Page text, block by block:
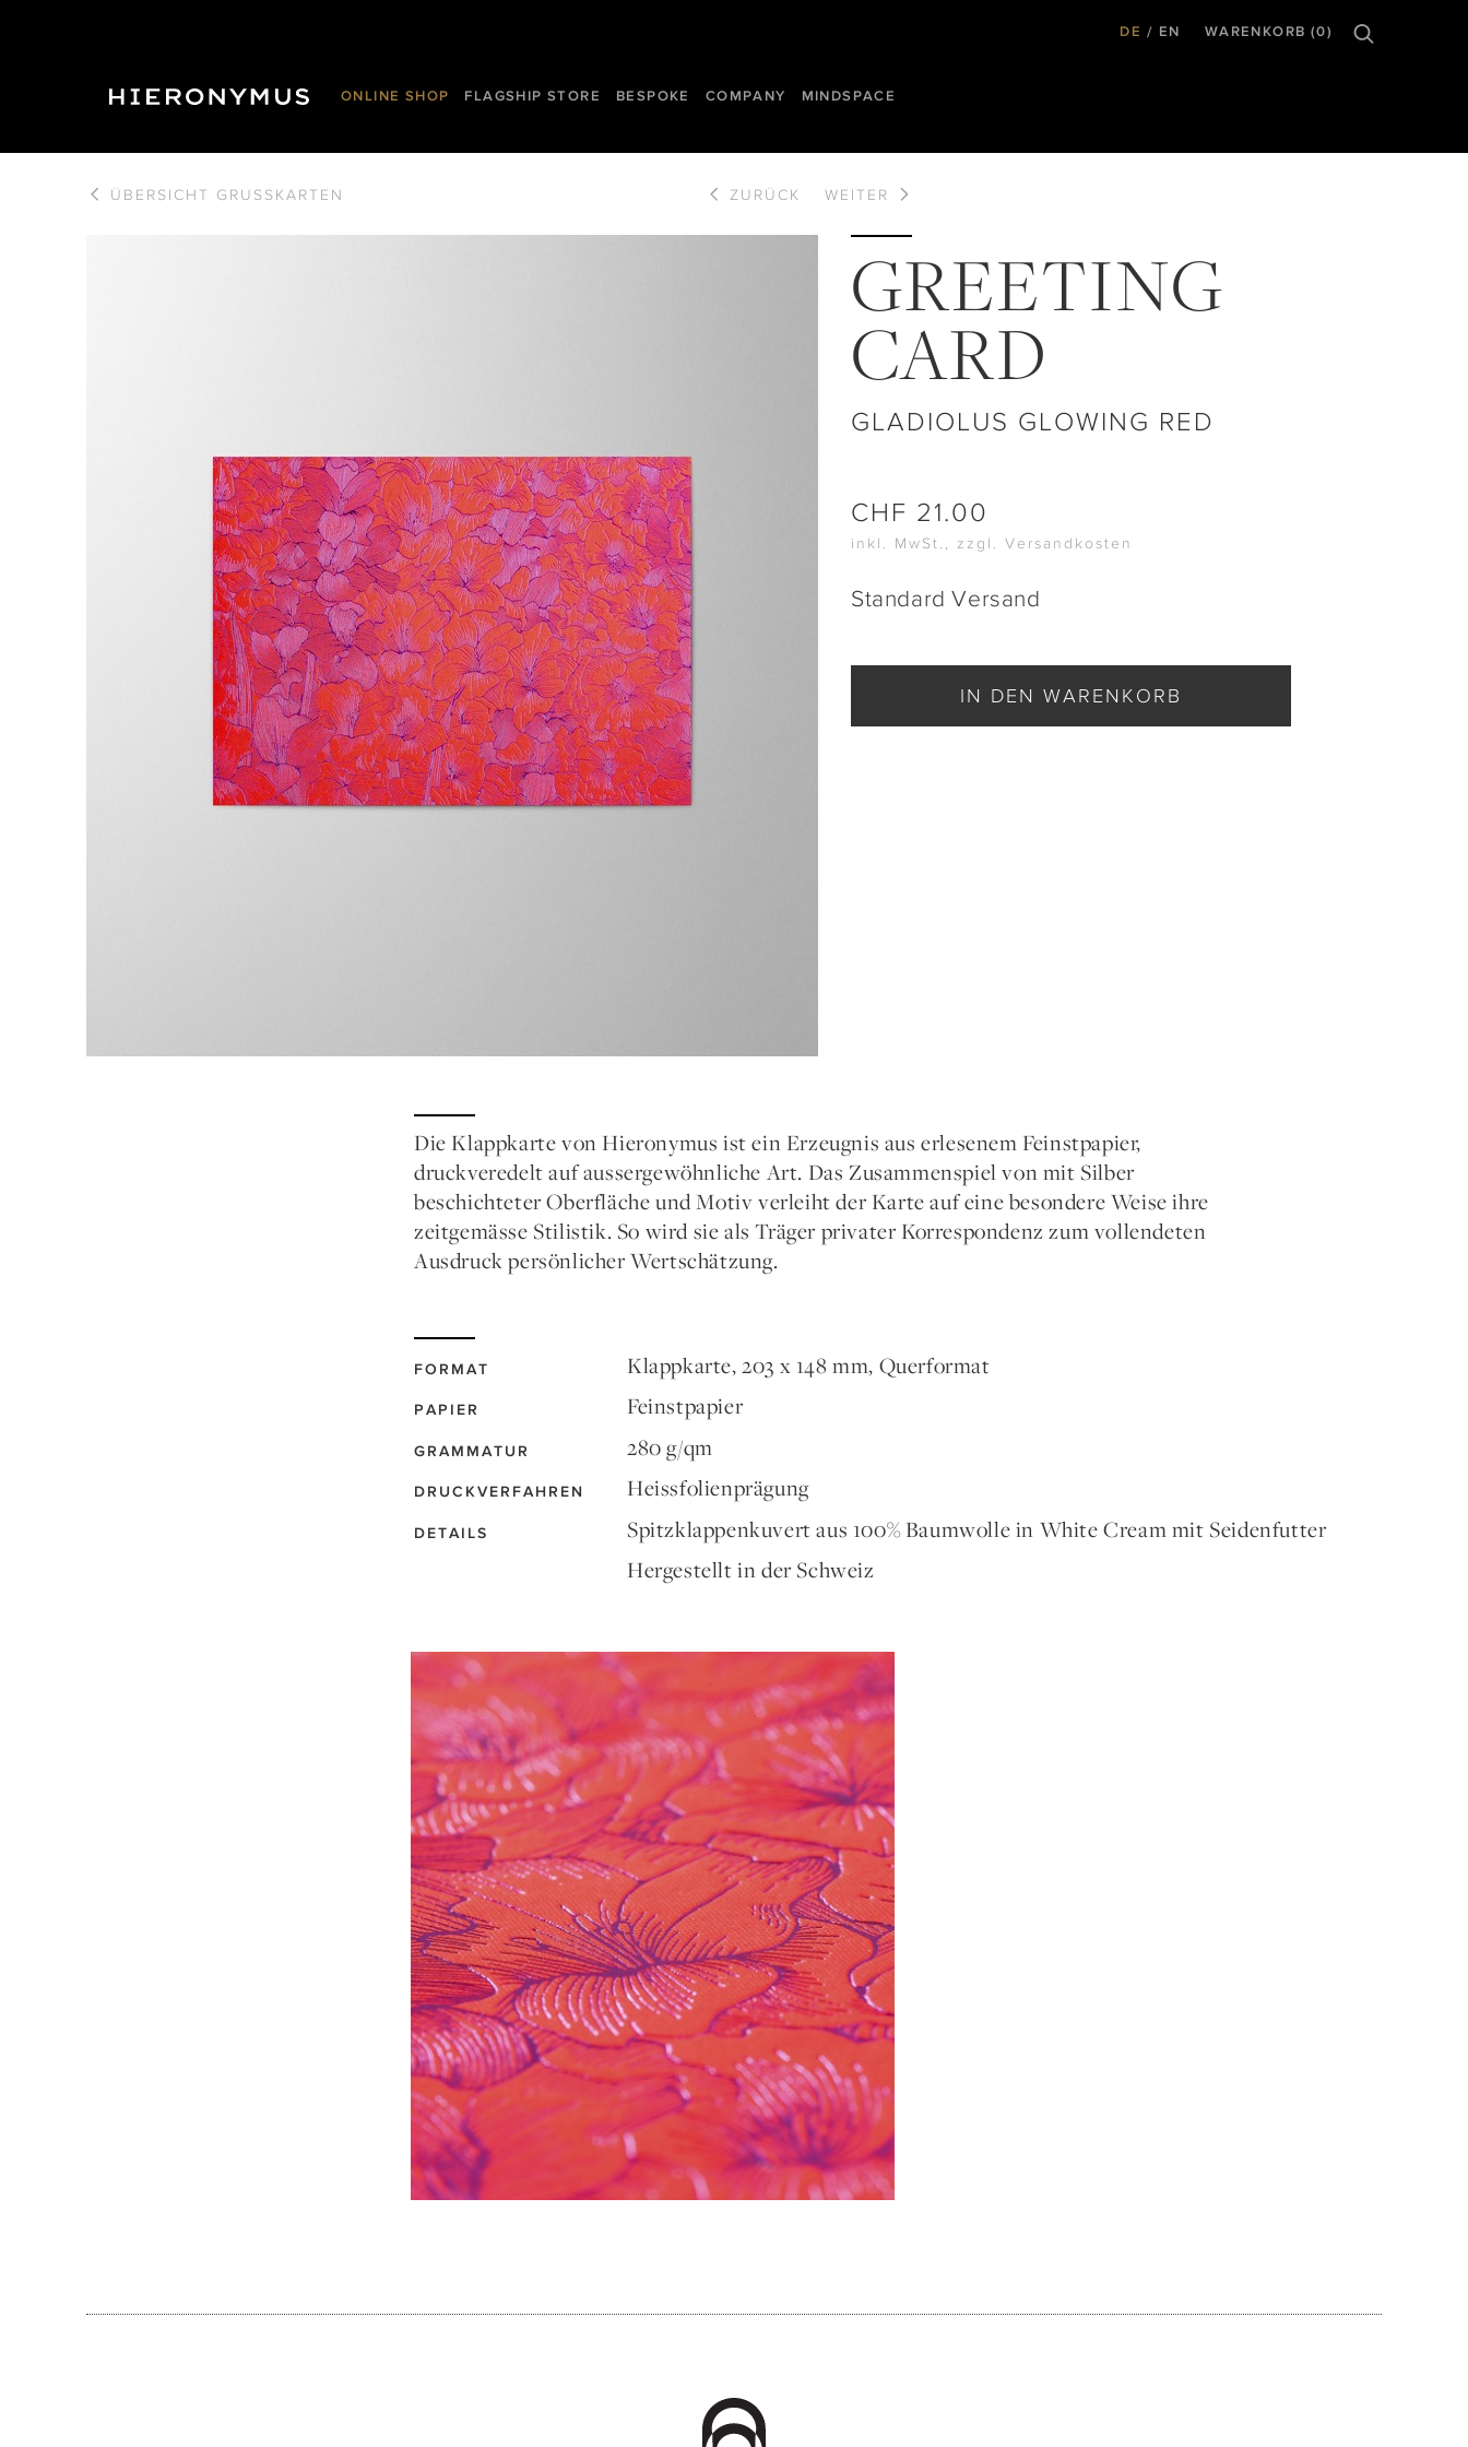
DE EN WARENKORB (0)
ONLINE SHOP FLAGSHIP STORE BESPOKE COMPANY MINDSPACE
ÜBERSICHT GRUSSKARTEN ZURÜCK WEITER
GREETING
CARD
GLADIOLUS GLOWING RED
CHF 21.00
inkl. MwSt., zzgl. Versandkosten
Standard Versand
IN DEN WARENKORB
Die Klappkarte von Hieronymus ist ein Erzeugnis aus erlesenem Feinstpapier,
druckveredelt auf aussergewöhnliche Art. Das Zusammenspiel von mit Silber
beschichteter Oberfläche und Motiv verleiht der Karte auf eine besondere Weise ihre
zeitgemässe Stilistik. So wird sie als Träger privater Korrespondenz zum vollendeten
Ausdruck persönlicher Wertschätzung.
FORMAT Klappkarte, 203 x 148 mm, Querformat
PAPIER Feinstpapier
GRAMMATUR 280 g/qm
DRUCKVERFAHREN Heissfolienprägung
DETAILS
Spitzklappenkuvert aus 100% Baumwolle in White Cream mit Seidenfutter
Hergestellt in der Schweiz